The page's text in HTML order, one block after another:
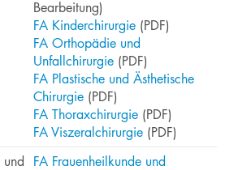
Bearbeitung)
FA Kinderchirurgie (PDF)
FA Orthopädie und
Unfallchirurgie (PDF)
FA Plastische und Ästhetische
Chirurgie (PDF)
FA Thoraxchirurgie (PDF)
FA Viszeralchirurgie (PDF)
​FA Frauenheilkunde und